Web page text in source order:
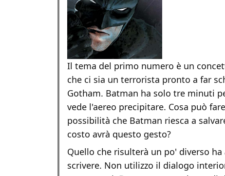
Il tema del primo numero è un
che ci sia un terrorista pronto a far
Gotham. Batman ha solo tre minuti
vede l'aereo precipitare. Cosa può
possibilità che Batman riesca a
costo avrà questo gesto?
Quello che risulterà un po' diverso
scrivere. Non utilizzo il dialogo